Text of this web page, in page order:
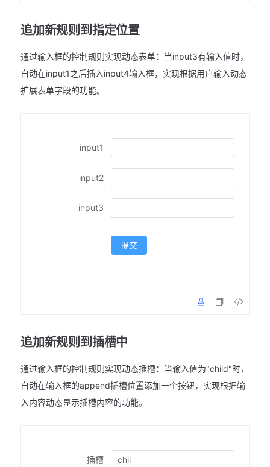
追加新规则到指定位置
通过输入框的控制规则实现动态表单：当input3有输入值时，
自动在input1之后插入input4输入框，实现根据用户输入动态
扩展表单字段的功能。
input1
input2
input3
提交
追加新规则到插槽中
通过输入框的控制规则实现动态插槽：当输入值为"child"时，
自动在输入框的append插槽位置添加一个按钮，实现根据输
入内容动态显示插槽内容的功能。
插槽